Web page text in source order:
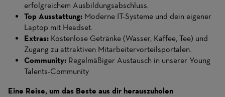
erfolgreichem Ausbildungsabschluss.
Top Ausstattung: Moderne IT-Systeme und dein eigener
Laptop mit Headset.
Extras: Kostenlose Getränke (Wasser, Kaffee, Tee) und
Zugang zu attraktiven Mitarbeitervorteilsportalen.
Community: Regelmäßiger Austausch in unserer Young
Talents-Community
Eine Reise, um das Beste aus dir herauszuholen